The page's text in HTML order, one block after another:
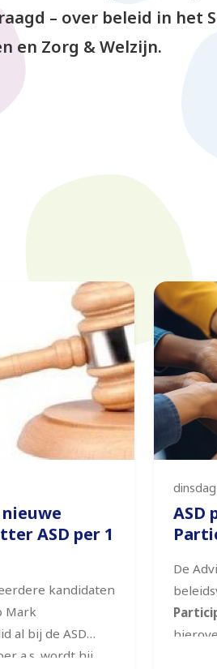
– over beleid in het
en Zorg & Welzijn.
ASD per 1
kandidaten
Mark
al bij de ASD
a.s. wordt hij
ASD
De